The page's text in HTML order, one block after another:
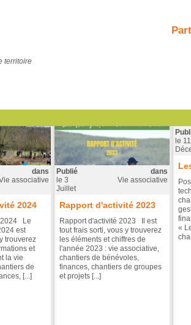
territoire
dans
associative
2024
2024 Le
est
trouverez
et
la vie
de
[...]
Publié
le 3
Juillet
dans
Vie associative
Rapport d'activité 2023
Rapport d'activité 2023 Il est
tout frais sorti, vous y trouverez
les éléments et chiffres de
l'année 2023 : vie associative,
chantiers de bénévoles,
finances, chantiers de groupes
et projets [...]
le 11
«